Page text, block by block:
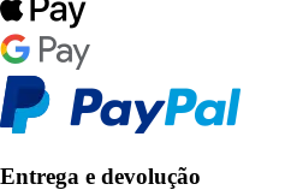
Entrega e devolução